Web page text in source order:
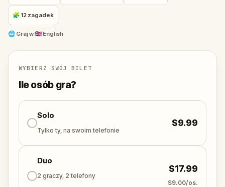
🧩 12 zagadek
🌐 Graj w🇬🇧 English
WYBIERZ SWÓJ BILET
Ile osób gra?
Solo
Tylko ty, na swoim telefonie
$9.99
Duo
2 graczy, 2 telefony
$17.99
$9.00/os.